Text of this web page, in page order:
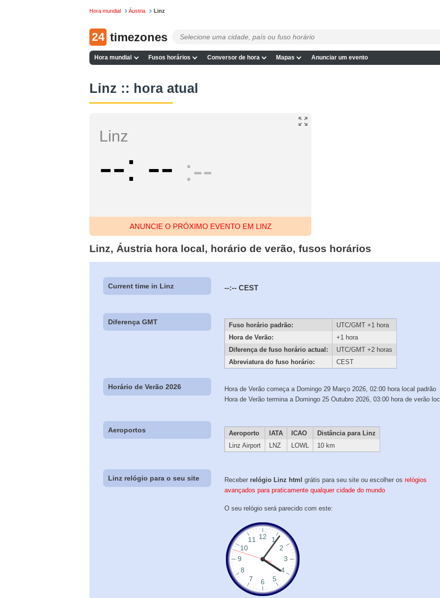
Hora mundial Áustria Linz
24 timezones
Hora mundial Fusos horários Conversor de hora Mapas Anunciar um evento
Linz :: hora atual
Linz
-- -- --
ANUNCIE O PRÓXIMO EVENTO EM LINZ
Linz, Áustria hora local, horário de verão, fusos horários
Current time in Linz --:-- CEST
Diferença GMT Fuso horário padrão:
UTC/GMT +1 hora
Hora de Verão:
+1 hora
Diferença de fuso horário actual:
UTC/GMT +2 horas
Abreviatura do fuso horário:
CEST
Horário de Verão 2026
Hora de Verão começa a Domingo 29 Março 2026, 02:00 hora local padrão
Hora de Verão termina a Domingo 25 Outubro 2026, 03:00 hora de verão
Aeroportos Aeroporto IATA ICAO
Distância para Linz
Linz Airport
LNZ LOWL 10 km
Linz relógio para o seu site Receber relógio Linz html grátis para seu site ou escolher osrelógios
avançados para praticamente qualquer cidade do mundo
O seu relógio será parecido com este: